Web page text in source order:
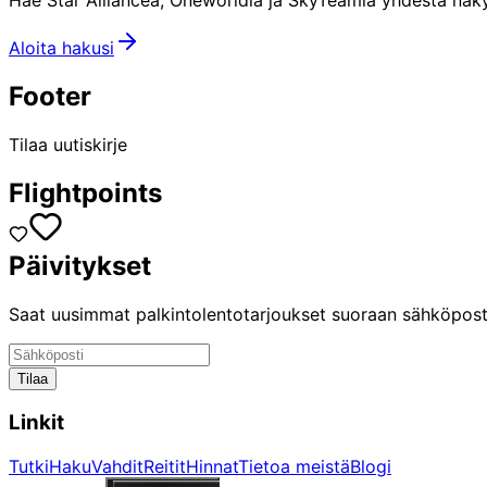
Aloita hakusi
Footer
Tilaa uutiskirje
Flightpoints
Päivitykset
Saat uusimmat palkintolentotarjoukset suoraan
Tilaa
Linkit
TutkiHakuVahditReititHinnatTietoa meistäBlogi